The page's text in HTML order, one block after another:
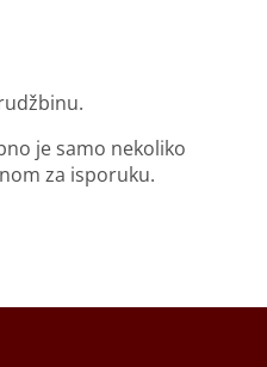
je samo nekoliko
za isporuku.